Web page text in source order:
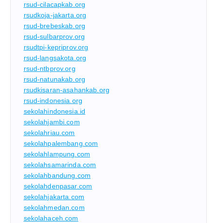
rsud-cilacapkab.org
rsudkoja-jakarta.org
rsud-brebeskab.org
rsud-sulbarprov.org
rsudtpi-kepriprov.org
rsud-langsakota.org
rsud-ntbprov.org
rsud-natunakab.org
rsudkisaran-asahankab.org
rsud-indonesia.org
sekolahindonesia.id
sekolahjambi.com
sekolahriau.com
sekolahpalembang.com
sekolahlampung.com
sekolahsamarinda.com
sekolahbandung.com
sekolahdenpasar.com
sekolahjakarta.com
sekolahmedan.com
sekolahaceh.com